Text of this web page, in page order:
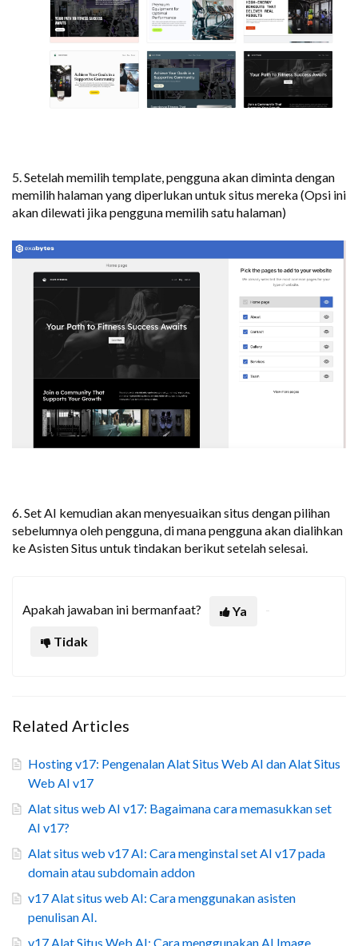
5. Setelah memilih template, pengguna akan diminta dengan
memilih halaman yang diperlukan untuk situs mereka (Opsi ini
akan dilewati jika pengguna memilih satu halaman)
6. Set AI kemudian akan menyesuaikan situs dengan pilihan
sebelumnya oleh pengguna, di mana pengguna akan dialihkan
ke Asisten Situs untuk tindakan berikut setelah selesai.
Apakah jawaban ini bermanfaat?
Ya
Tidak
Related Articles
Hosting v17: Pengenalan Alat Situs Web AI dan Alat Situs
Web AI v17
Alat situs web AI v17: Bagaimana cara memasukkan set
AI v17?
Alat situs web v17 AI: Cara menginstal set AI v17 pada
domain atau subdomain addon
v17 Alat situs web AI: Cara menggunakan asisten
penulisan AI.
v17 Alat Situs Web AI: Cara menggunakan AI Image